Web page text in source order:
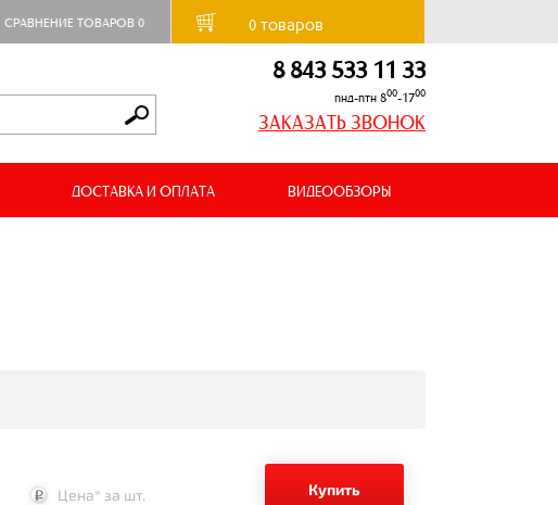
СРАВНЕНИЕ ТОВАРОВ 0 0товаров
8 843 533 11 33
пнд-птн 800-1700
ЗАКАЗАТЬ ЗВОНОК
ДОСТАВКА И ОПЛАТА ВИДЕООБЗОРЫ
Купить
Цена* за шт.